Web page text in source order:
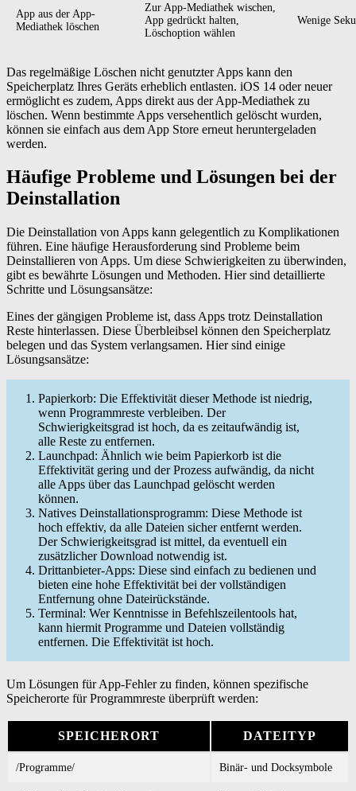
App aus der App-
Mediathek löschen
Zur App-Mediathek wischen,
App gedrückt halten,
Löschoption wählen
Wenige
Das regelmäßige Löschen nicht genutzter Apps kann den
Speicherplatz Ihres Geräts erheblich entlasten. iOS 14 oder neuer
ermöglicht es zudem, Apps direkt aus der App-Mediathek zu
löschen. Wenn bestimmte Apps versehentlich gelöscht wurden,
können sie einfach aus dem App Store erneut heruntergeladen
werden.
Häufige Probleme und Lösungen bei der
Deinstallation
Die Deinstallation von Apps kann gelegentlich zu Komplikationen
führen. Eine häufige Herausforderung sind Probleme beim
Deinstallieren von Apps. Um diese Schwierigkeiten zu überwinden,
gibt es bewährte Lösungen und Methoden. Hier sind detaillierte
Schritte und Lösungsansätze:
Eines der gängigen Probleme ist, dass Apps trotz Deinstallation
Reste hinterlassen. Diese Überbleibsel können den Speicherplatz
belegen und das System verlangsamen. Hier sind einige
Lösungsansätze:
Papierkorb: Die Effektivität dieser Methode ist niedrig,
wenn Programmreste verbleiben. Der
Schwierigkeitsgrad ist hoch, da es zeitaufwändig ist,
alle Reste zu entfernen.
Launchpad: Ähnlich wie beim Papierkorb ist die
Effektivität gering und der Prozess aufwändig, da nicht
alle Apps über das Launchpad gelöscht werden
können.
Natives Deinstallationsprogramm: Diese Methode ist
hoch effektiv, da alle Dateien sicher entfernt werden.
Der Schwierigkeitsgrad ist mittel, da eventuell ein
zusätzlicher Download notwendig ist.
Drittanbieter-Apps: Diese sind einfach zu bedienen und
bieten eine hohe Effektivität bei der vollständigen
Entfernung ohne Dateirückstände.
Terminal: Wer Kenntnisse in Befehlszeilentools hat,
kann hiermit Programme und Dateien vollständig
entfernen. Die Effektivität ist hoch.
Um Lösungen für App-Fehler zu finden, können spezifische
Speicherorte für Programmreste überprüft werden:
SPEICHERORT DATEITYP
/Programme/ Binär- und Docksymbole